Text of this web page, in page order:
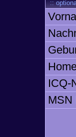
::
ICQ-
MSN